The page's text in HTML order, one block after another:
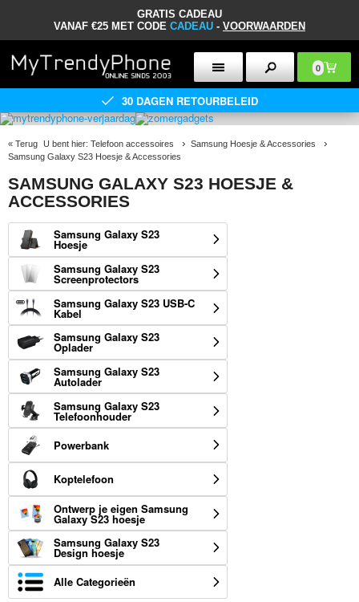
GRATIS CADEAU
VANAF €25 MET CODE CADEAU - VOORWAARDEN
0
30 DAGEN RETOURBELEID
« Terug U bent hier: Telefoon accessoires
Samsung Hoesje & Accessories
Samsung Galaxy S23 Hoesje & Accessories
SAMSUNG GALAXY S23 HOESJE &
ACCESSORIES
Samsung Galaxy S23
Hoesje
Samsung Galaxy S23
Screenprotectors
Samsung Galaxy S23 USB-C
Kabel
Samsung Galaxy S23
Oplader
Samsung Galaxy S23
Autolader
Samsung Galaxy S23
Telefoonhouder
Powerbank
Koptelefoon
Ontwerp je eigen Samsung
Galaxy S23 hoesje
Samsung Galaxy S23
Design hoesje
Alle Categorieën